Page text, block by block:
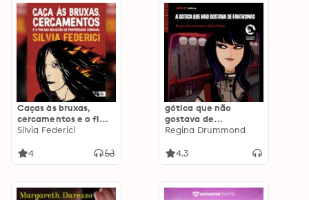
Caças às bruxas,
cercamentos e o fim
das relações de
Silvia Federici
4
gótica que não
gostava de
fantasmas, A
Regina Drummond
4.3